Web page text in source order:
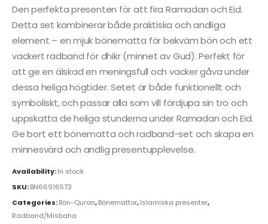
Den perfekta presenten för att fira Ramadan och Eid.
Detta set kombinerar både praktiska och andliga
element – en mjuk bönematta för bekväm bön och ett
vackert radband för dhikr (minnet av Gud). Perfekt för
att ge en älskad en meningsfull och vacker gåva under
dessa heliga högtider. Setet är både funktionellt och
symboliskt, och passar alla som vill fördjupa sin tro och
uppskatta de heliga stunderna under Ramadan och Eid.
Ge bort ett bönematta och radband-set och skapa en
minnesvärd och andlig presentupplevelse.
Availability:In stock
SKU:BN66916573
Categories:Bön-Quran,Bönemattor,Islamiska presenter,
Radband/Misbaha